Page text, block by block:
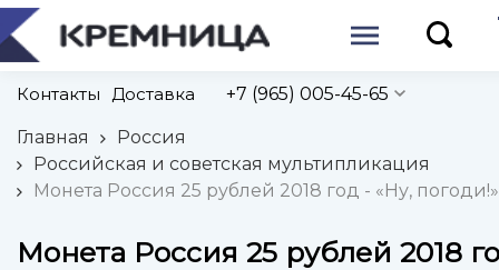
Контакты Доставка +7 (965) 005-45-65
Главная
Россия
Российская и советская мультипликация
Монета Россия 25 рублей 2018 год - «Ну, погоди!»
Монета Россия 25 рублей 2018